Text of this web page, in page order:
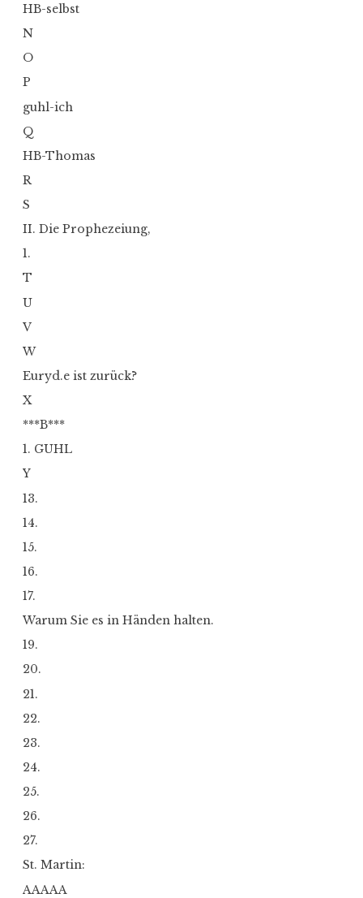
HB-selbst
N
O
P
guhl-ich
Q
HB-Thomas
R
S
II. Die Prophezeiung,
1.
T
U
V
W
Euryd.e ist zurück?
X
***B***
1. GUHL
Y
13.
14.
15.
16.
17.
Warum Sie es in Händen halten.
19.
20.
21.
22.
23.
24.
25.
26.
27.
St. Martin:
AAAAA